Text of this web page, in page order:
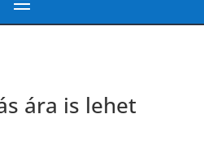
ára is lehet